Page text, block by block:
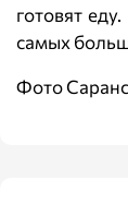
готовят
самых
Фото